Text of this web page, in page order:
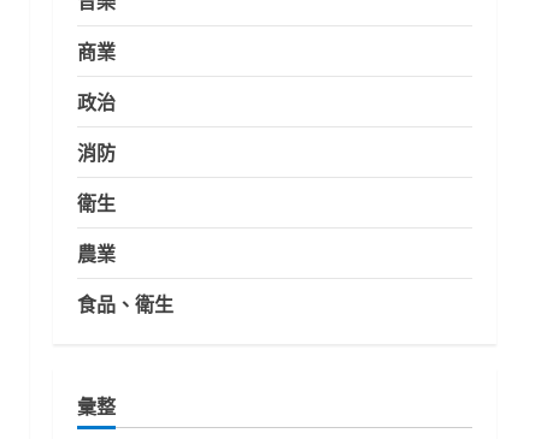
商業
政治
消防
衛生
農業
食品、衛生
彙整